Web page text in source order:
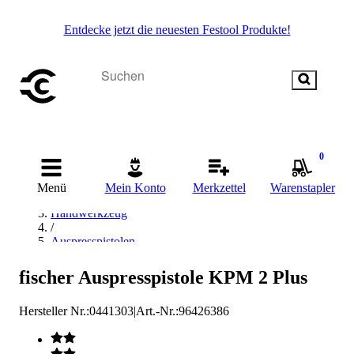
Entdecke jetzt die neuesten Festool Produkte!
Menü Mein Konto Merkzettel
0
Warenstapler
Startseite
Handwerkzeug
/
Auspresspistolen
fischer Auspresspistolen
fischer Auspresspistole KPM 2 Plus
Hersteller Nr.:0441303|Art.-Nr.:96426386